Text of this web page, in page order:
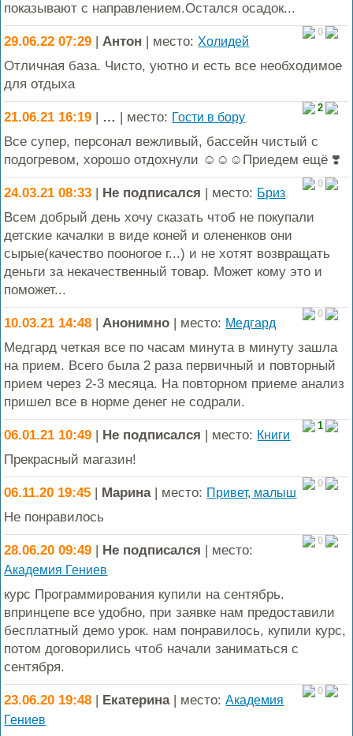
показывают с направлением.Остался осадок...
0
29.06.22 07:29 |Антон | место:Холидей
Отличная база. Чисто, уютно и есть все необходимое
для отдыха
2
21.06.21 16:19 | … | место: Гости в бору
Все супер, персонал вежливый, бассейн чистый с
подогревом, хорошо отдохнули ☺️☺️☺️Приедем ещё ❣️
0
24.03.21 08:33 | Не подписался | место: Бриз
Всем добрый день хочу сказать чтоб не покупали
детские качалки в виде коней и олененков они
сырые(качество пооногое г...) и не хотят возвращать
деньги за некачественный товар. Может кому это и
поможет...
0
10.03.21 14:48 |Анонимно | место: Медгард
Медгард четкая все по часам минута в минуту зашла
на прием. Всего была 2 раза первичный и повторный
прием через 2-3 месяца. На повторном приеме анализ
пришел все в норме денег не содрали.
1
06.01.21 10:49 | Не подписался | место: Книги
Прекрасный магазин!
0
06.11.20 19:45 | Марина | место: Привет, малыш
Не понравилось
0
28.06.20 09:49 | Не подписался | место:
Академия Гениев
курс Программирования купили на сентябрь.
впринцепе все удобно, при заявке нам предоставили
бесплатный демо урок. нам понравилось, купили курс,
потом договорились чтоб начали заниматься с
сентября.
0
23.06.20 19:48 | Екатерина | место:Академия
Гениев